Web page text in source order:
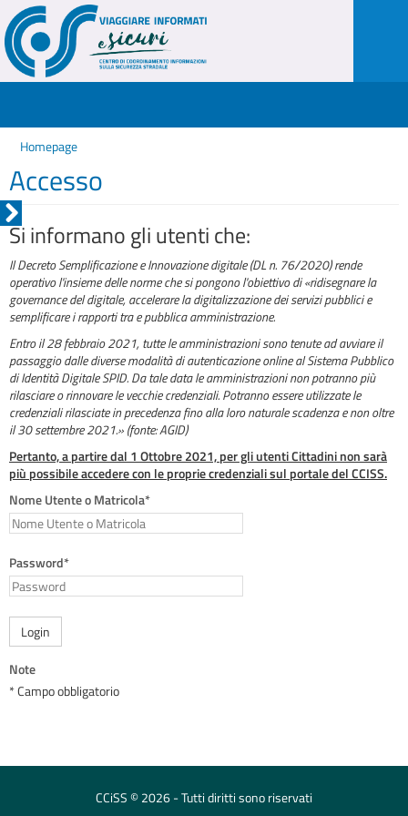
Homepage
Accesso
Si informano gli utenti che:
Il Decreto Semplificazione e Innovazione digitale (DL n. 76/2020) rende
operativo l'insieme delle norme che si pongono l'obiettivo di «ridisegnare la
governance del digitale, accelerare la digitalizzazione dei servizi pubblici e
semplificare i rapporti tra e pubblica amministrazione.
Entro il 28 febbraio 2021, tutte le amministrazioni sono tenute ad avviare il
passaggio dalle diverse modalità di autenticazione online al Sistema Pubblico
di Identità Digitale SPID. Da tale data le amministrazioni non potranno più
rilasciare o rinnovare le vecchie credenziali. Potranno essere utilizzate le
credenziali rilasciate in precedenza fino alla loro naturale scadenza e non oltre
il 30 settembre 2021.» (fonte: AGID)
Pertanto, a partire dal 1 Ottobre 2021, per gli utenti Cittadini non sarà
più possibile accedere con le proprie credenziali sul portale del CCISS.
Nome Utente o Matricola*
Password*
Login
Note
* Campo obbligatorio
CCiSS © 2026 - Tutti diritti sono riservati